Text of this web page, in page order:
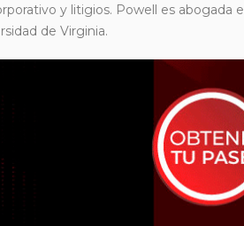
y litigios. Powell es abogada
de Virginia.